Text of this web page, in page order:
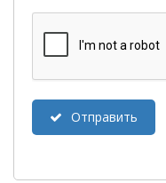
Отправить